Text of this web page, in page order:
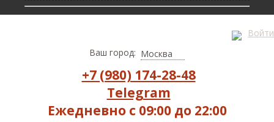
ДОСТАВКА И ОПЛАТА
Войти
Ваш город: Москва
+7 (980) 174-28-48
Telegram
Ежедневно с 09:00 до 22:00